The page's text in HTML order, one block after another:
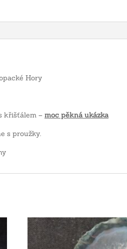
Hory
křišťálem – moc pěkná ukázka
s proužky.